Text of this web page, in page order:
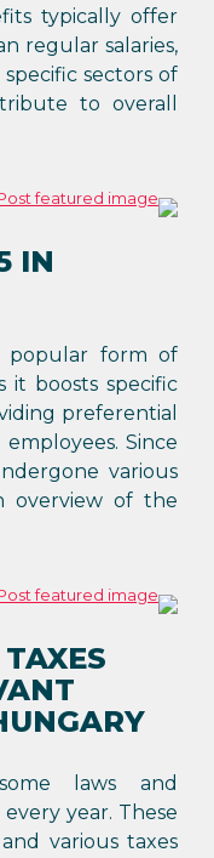
typically offer
regular salaries,
sectors of
to overall
IN
popular form of
it boosts specific
preferential
Since
various
overview of the
laws and
year. These
various taxes